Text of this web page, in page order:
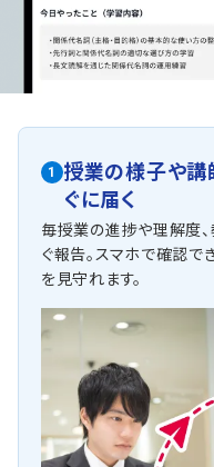
1
授業の様子や講
ぐに届く
毎授業の進捗や理解度
ぐ報告。スマホで確認で
を見守れます。